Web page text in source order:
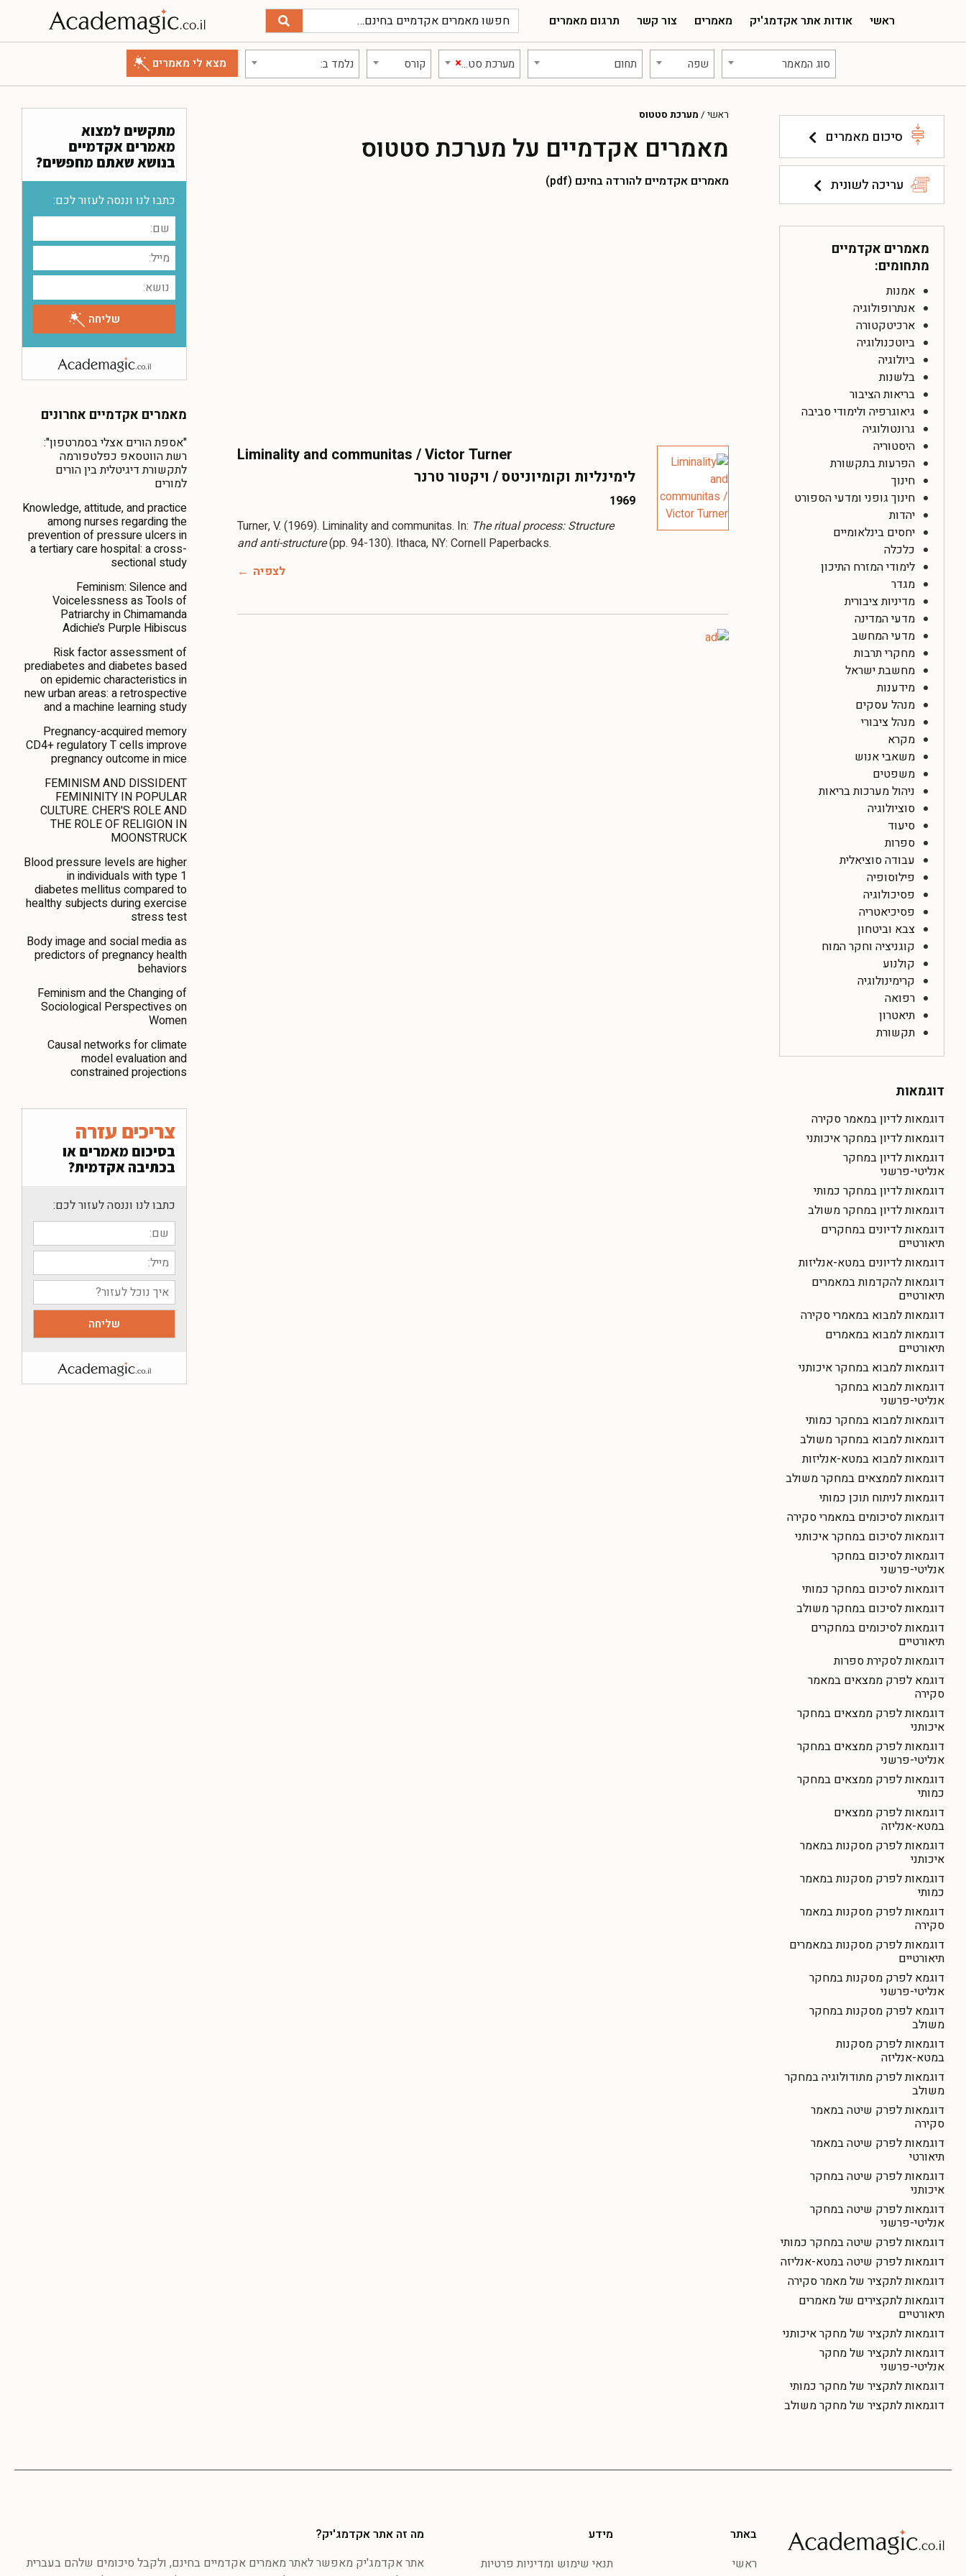
ראשי אודות אתר אקדמג'יק מאמרים צור קשר תרגום מאמרים
סוג המאמר שפה תחום ×מערכת סטטוס קורס נלמד ב:
סיכום מאמרים
עריכה לשונית
מאמרים אקדמיים
מתחומים:
אמנות
אנתרופולוגיה
ארכיטקטורה
ביוטכנולוגיה
ביולוגיה
בלשנות
בריאות הציבור
גיאוגרפיה ולימודי סביבה
גרונטולוגיה
היסטוריה
הפרעות בתקשורת
חינוך
חינוך גופני ומדעי הספורט
יהדות
יחסים בינלאומיים
כלכלה
לימודי המזרח התיכון
מגדר
מדיניות ציבורית
מדעי המדינה
מדעי המחשב
מחקרי תרבות
מחשבת ישראל
מידענות
מנהל עסקים
מנהל ציבורי
מקרא
משאבי אנוש
משפטים
ניהול מערכות בריאות
סוציולוגיה
סיעוד
ספרות
עבודה סוציאלית
פילוסופיה
פסיכולוגיה
פסיכיאטריה
צבא וביטחון
קוגניציה וחקר המוח
קולנוע
קרימינולוגיה
רפואה
תיאטרון
תקשורת
דוגמאות
דוגמאות לדיון במאמר סקירה
דוגמאות לדיון במחקר איכותני
דוגמאות לדיון במחקר
אנליטי-פרשני
דוגמאות לדיון במחקר כמותי
דוגמאות לדיון במחקר משולב
דוגמאות לדיונים במחקרים
תיאורטיים
דוגמאות לדיונים במטא-אנליזות
דוגמאות להקדמות במאמרים
תיאורטיים
דוגמאות למבוא במאמרי סקירה
דוגמאות למבוא במאמרים
תיאורטיים
דוגמאות למבוא במחקר איכותני
דוגמאות למבוא במחקר
אנליטי-פרשני
דוגמאות למבוא במחקר כמותי
דוגמאות למבוא במחקר משולב
דוגמאות למבוא במטא-אנליזות
דוגמאות לממצאים במחקר משולב
דוגמאות לניתוח תוכן כמותי
דוגמאות לסיכומים במאמרי סקירה
דוגמאות לסיכום במחקר איכותני
דוגמאות לסיכום במחקר
אנליטי-פרשני
דוגמאות לסיכום במחקר כמותי
דוגמאות לסיכום במחקר משולב
דוגמאות לסיכומים במחקרים
תיאורטיים
דוגמאות לסקירת ספרות
דוגמא לפרק ממצאים במאמר
סקירה
דוגמאות לפרק ממצאים במחקר
איכותני
דוגמאות לפרק ממצאים במחקר
אנליטי-פרשני
דוגמאות לפרק ממצאים במחקר
כמותי
דוגמאות לפרק ממצאים
במטא-אנליזה
דוגמאות לפרק מסקנות במאמר
איכותני
דוגמאות לפרק מסקנות במאמר
כמותי
דוגמאות לפרק מסקנות במאמר
סקירה
דוגמאות לפרק מסקנות במאמרים
תיאורטיים
דוגמא לפרק מסקנות במחקר
אנליטי-פרשני
דוגמא לפרק מסקנות במחקר
משולב
דוגמאות לפרק מסקנות
במטא-אנליזה
דוגמאות לפרק מתודולוגיה במחקר
משולב
דוגמאות לפרק שיטה במאמר
סקירה
דוגמאות לפרק שיטה במאמר
תיאורטי
דוגמאות לפרק שיטה במחקר
איכותני
דוגמאות לפרק שיטה במחקר
אנליטי-פרשני
דוגמאות לפרק שיטה במחקר כמותי
דוגמאות לפרק שיטה במטא-אנליזה
דוגמאות לתקציר של מאמר סקירה
דוגמאות לתקצירים של מאמרים
תיאורטיים
דוגמאות לתקציר של מחקר איכותני
דוגמאות לתקציר של מחקר
אנליטי-פרשני
דוגמאות לתקציר של מחקר כמותי
דוגמאות לתקציר של מחקר משולב
ראשי / מערכת סטטוס
מאמרים אקדמיים על מערכת סטטוס
מאמרים אקדמיים להורדה בחינם (pdf)
Liminality and communitas / Victor Turner
לימינליות וקומיוניטס / ויקטור טרנר
1969
Turner, V. (1969). Liminality and communitas. In: The ritual process: Structure
and anti-structure
לצפיה
מתקשים למצוא
מאמרים אקדמיים
בנושא שאתם מחפשים?
כתבו לנו וננסה לעזור לכם:
מאמרים אקדמיים אחרונים
"אספת הורים אצלי בסמרטפון":
רשת הווטסאפ כפלטפורמה
לתקשורת דיגיטלית בין הורים
למורים
Knowledge, attitude, and practice
among nurses regarding the
prevention of pressure ulcers in
a tertiary care hospital: a cross-
sectional study
Feminism: Silence and
Voicelessness as Tools of
Patriarchy in Chimamanda
Adichie’s Purple Hibiscus
Risk factor assessment of
prediabetes and diabetes based
on epidemic characteristics in
new urban areas: a retrospective
and a machine learning study
Pregnancy-acquired memory
CD4+ regulatory T cells improve
pregnancy outcome in mice
FEMINISM AND DISSIDENT
FEMININITY IN POPULAR
CULTURE. CHER'S ROLE AND
THE ROLE OF RELIGION IN
MOONSTRUCK
Blood pressure levels are higher
in individuals with type 1
diabetes mellitus compared to
healthy subjects during exercise
stress test
Body image and social media as
predictors of pregnancy health
behaviors
Feminism and the Changing of
Sociological Perspectives on
Women
Causal networks for climate
model evaluation and
constrained projections
צריכים עזרה
בסיכום מאמרים או
בכתיבה אקדמית?
כתבו לנו וננסה לעזור לכם:
באתר
ראשי
מידע
תנאי שימוש ומדיניות פרטיות
מה זה אתר אקדמג'יק?
אתר אקדמג'יק מאפשר לאתר מאמרים אקדמיים בחינם, ולקבל סיכומים שלהם בעברית